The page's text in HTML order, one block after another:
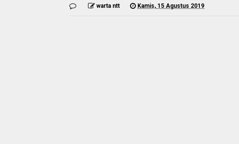
warta ntt Kamis, 15 Agustus 2019